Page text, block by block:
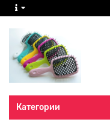
Все категории
Категории